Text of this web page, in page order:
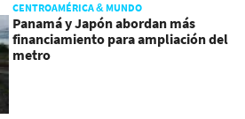
CENTROAMÉRICA & MUNDO
Panamá y Japón abordan más
financiamiento para ampliación del
metro